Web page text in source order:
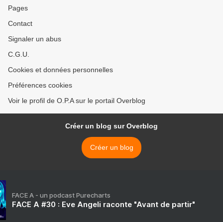
Pages
Contact
Signaler un abus
C.G.U.
Cookies et données personnelles
Préférences cookies
Voir le profil de O.P.A sur le portail Overblog
Créer un blog sur Overblog
Créer un blog
FACE A - un podcast Purecharts
FACE A #30 : Eve Angeli raconte "Avant de partir"